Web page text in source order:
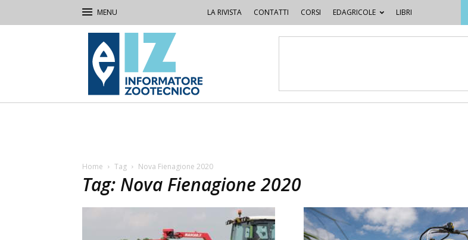
LA RIVISTA CONTATTI CORSI EDAGRICOLE LIBRI
IZ
Informatore
Zootecnico
Home Tag Nova Fienagione 2020
Tag: Nova Fienagione 2020